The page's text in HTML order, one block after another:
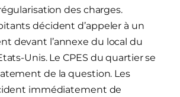
des charges.
décident d’appeler à un
devant l’annexe du local du
Unis. Le CPES du quartier se
de la question. Les
immédiatement de